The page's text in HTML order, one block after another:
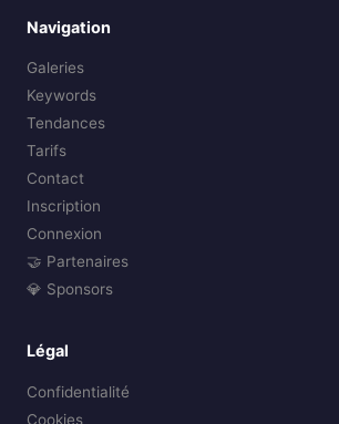
Navigation
Galeries
Keywords
Tendances
Tarifs
Contact
Inscription
Connexion
🤝 Partenaires
💎 Sponsors
Légal
Confidentialité
Cookies